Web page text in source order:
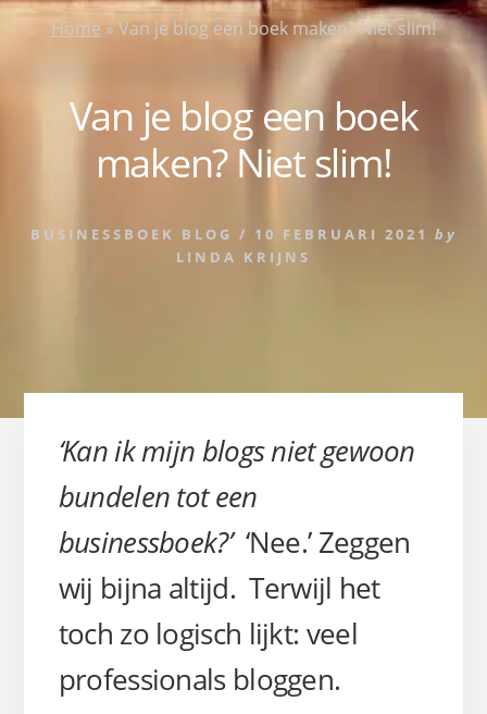
Home » Van je blog een boek maken? Niet slim!
Van je blog een boek
maken? Niet slim!
BUSINESSBOEK BLOG / 10 FEBRUARI 2021 by
LINDA KRIJNS
‘Kan ik mijn blogs niet gewoon
bundelen tot een
businessboek?’‘Nee.’ Zeggen
wij bijna altijd. Terwijl het
toch zo logisch lijkt: veel
professionals bloggen.